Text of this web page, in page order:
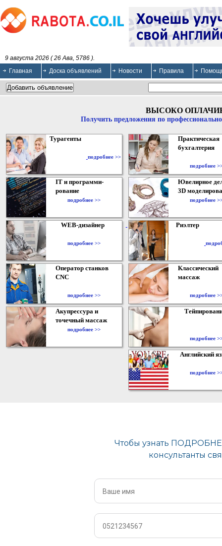
9 августа 2026 ( 26 Ава, 5786 ).
Главная
Доска объявлений Новости Правила
ВЫСОКО
Получить предложения по
Турагенты
подробнее >>
Практическая
бухгалтерия
подробнее
IT и программи-
рование
подробнее >>
Ювелирное
3D
подробнее
WEB-дизайнер
подробнее >>
Риэлтер
Оператор станков
CNC
подробнее >>
Классический
массаж
подробнее
Акупрессура и
точечный массаж
подробнее >>
подробнее
Английский
подробнее